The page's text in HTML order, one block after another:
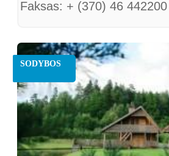
Faksas: + (370) 46 442200
SODYBOS